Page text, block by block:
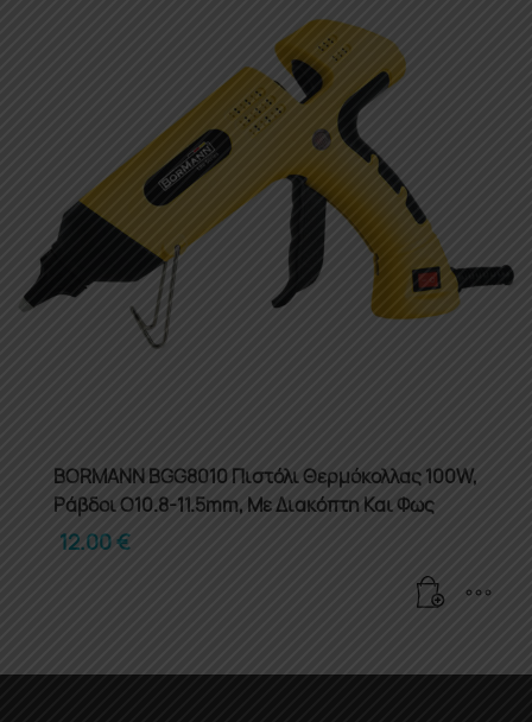
BORMANN BGG8010 Πιστόλι Θερμόκολλας 100W,
Ράβδοι O10.8-11.5mm, Με Διακόπτη Και Φως
12.00€